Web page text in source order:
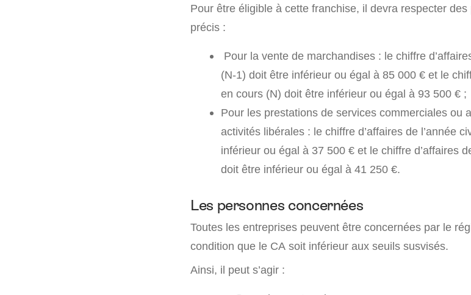
Pour être éligible à cette franchise, il devra respecter
précis :
Pour la vente de marchandises : le chiffre
(N-1) doit être inférieur ou égal à 85 000 € et le
en cours (N) doit être inférieur ou égal à 93 500 € ;
Pour les prestations de services commerciales ou
activités libérales : le chiffre d’affaires de l’année
inférieur ou égal à 37 500 € et le chiffre d’affaires
doit être inférieur ou égal à 41 250 €.
Les personnes concernées
Toutes les entreprises peuvent être concernées par le
condition que le CA soit inférieur aux seuils susvisés.
Ainsi, il peut s’agir :